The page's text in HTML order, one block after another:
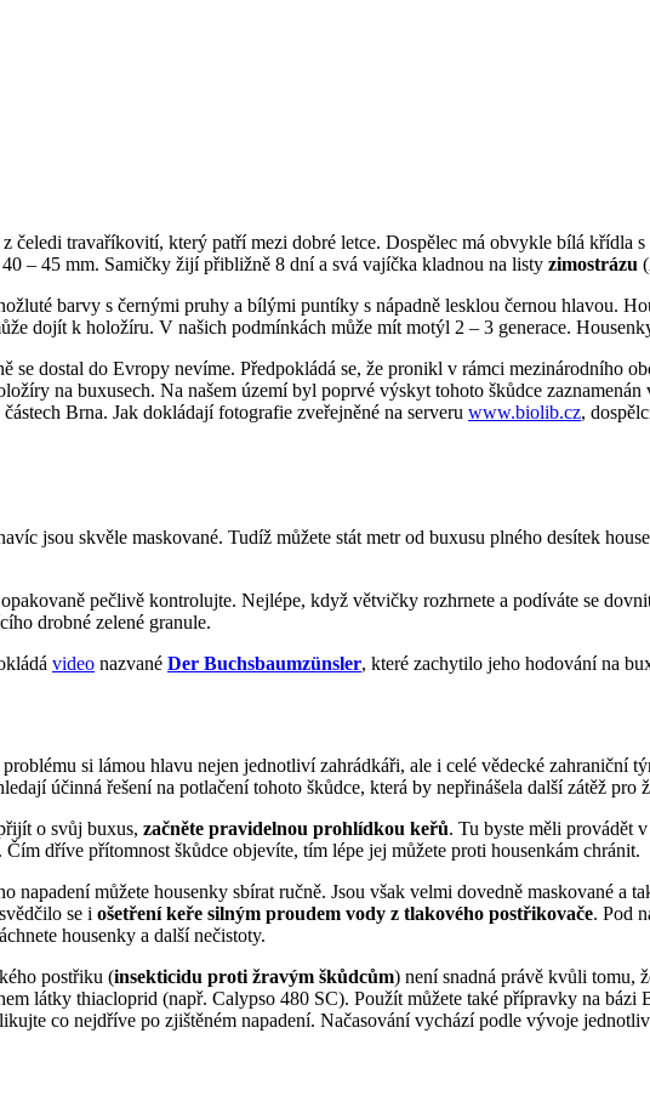
čeledi travaříkovití, který patří mezi dobré letce. Dospělec má obvykle bílá křídla s
– 45 mm. Samičky žijí přibližně 8 dní a svá vajíčka kladnou na listy zimostrázu (
barvy s černými pruhy a bílými puntíky s nápadně lesklou černou hlavou.
dojít k holožíru. V našich podmínkách může mít motýl 2 – 3 generace.
se dostal do Evropy nevíme. Předpokládá se, že pronikl v rámci mezinárodního
na buxusech. Na našem území byl poprvé výskyt tohoto škůdce
Brna. Jak dokládají fotografie zveřejněné na serveru www.biolib.cz,
jsou skvěle maskované. Tudíž můžete stát metr od buxusu plného desítek
pečlivě kontrolujte. Nejlépe, když větvičky rozhrnete a podíváte se
drobné zelené granule.
video nazvané Der Buchsbaumzünsler, které zachytilo jeho hodování na
problému si lámou hlavu nejen jednotliví zahrádkáři, ale i celé vědecké zahraniční
účinná řešení na potlačení tohoto škůdce, která by nepřinášela další zátěž pro
o svůj buxus, začněte pravidelnou prohlídkou keřů. Tu byste měli provádět
. Čím dříve přítomnost škůdce objevíte, tím lépe jej můžete proti housenkám chránit.
napadení můžete housenky sbírat ručně. Jsou však velmi dovedně maskované a
se i ošetření keře silným proudem vody z tlakového postřikovače. Pod
housenky a další nečistoty.
postřiku (insekticidu proti žravým škůdcům) není snadná právě kvůli tomu,
látky thiacloprid (např. Calypso 480 SC). Použít můžete také přípravky na
co nejdříve po zjištěném napadení. Načasování vychází podle vývoje